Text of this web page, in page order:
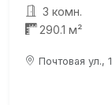
3 комн.
290.1 м²
Почтовая ул., 1